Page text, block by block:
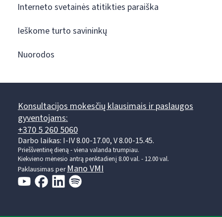
Interneto svetainės atitikties paraiška
Ieškome turto savininkų
Nuorodos
Konsultacijos mokesčių klausimais ir paslaugos
gyventojams:
+370 5 260 5060
Darbo laikas: I-IV 8.00-17.00, V 8.00-15.45.
Prieššventinę dieną - viena valanda trumpiau.
Kiekvieno mėnesio antrą penktadienį 8.00 val. - 12.00 val.
Paklausimas per Mano VMI